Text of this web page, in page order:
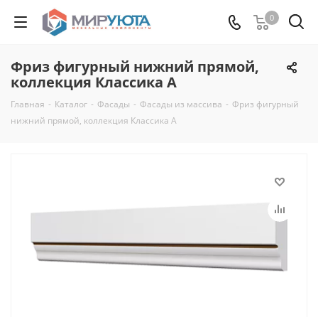
0
Фриз фигурный нижний прямой,
коллекция Классика А
Главная - Каталог - Фасады - Фасады из массива - Фриз фигурный
нижний прямой, коллекция Классика А